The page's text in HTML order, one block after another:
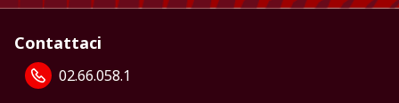
Contattaci
02.66.058.1